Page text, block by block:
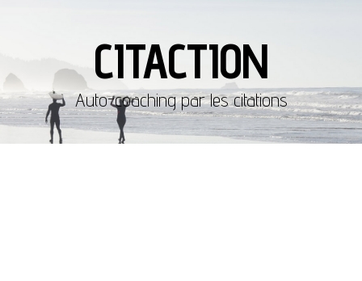
CITACTION
Auto-coaching par les citations